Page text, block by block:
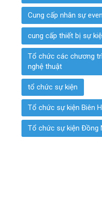
Cung cấp nhân sự
cung cấp thiết bị sự
Tổ chức các chương
nghệ thuật
tổ chức sự kiện
Tổ chức sự kiện Biên
Tổ chức sự kiện Đồng